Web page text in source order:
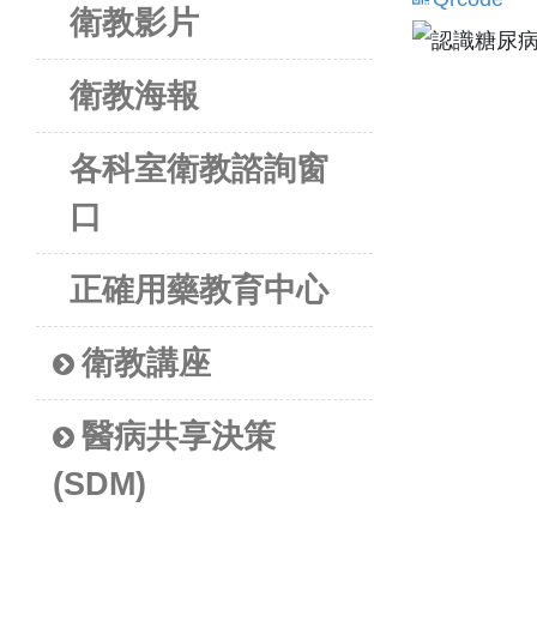
衛教影片
衛教海報
各科室衛教諮詢窗
口
正確用藥教育中心
衛教講座
醫病共享決策
(SDM)